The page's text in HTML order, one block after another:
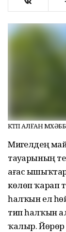
КӨТӨП АЛҒАН
Миҙгелдең
тауҙарының
ағас
көлөп ҡарап
һалҡын ел
тип һалҡын
ҡалыр. Йөрөр